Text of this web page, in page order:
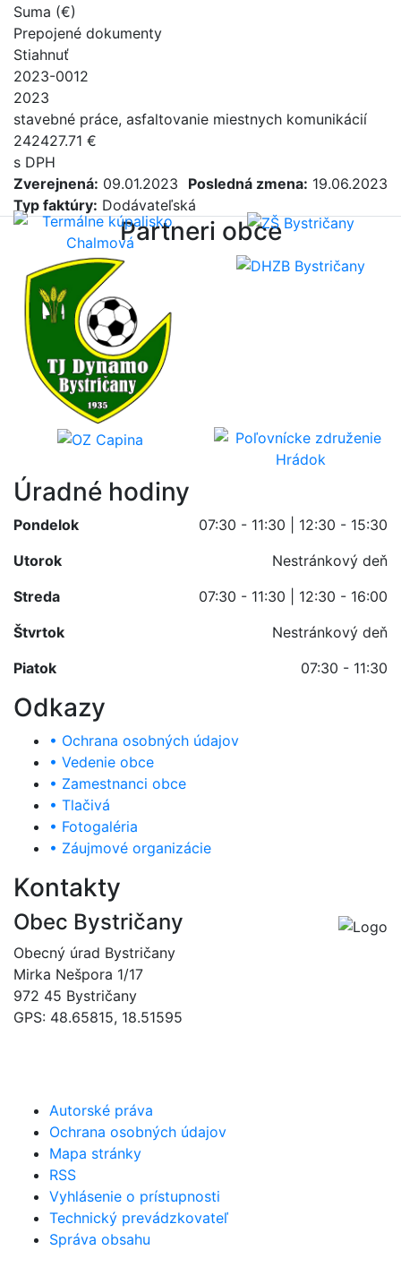
Suma (€)
Prepojené dokumenty
Stiahnuť
2023-0012
2023
stavebné práce, asfaltovanie miestnych komunikácií
242427.71 €
s DPH
Zverejnená: 09.01.2023 Posledná zmena: 19.06.2023
Typ faktúry: Dodávateľská
Partneri obce
Úradné hodiny
Pondelok
07:30 - 11:30 | 12:30 - 15:30
Utorok
Nestránkový deň
Streda
07:30 - 11:30 | 12:30 - 16:00
Štvrtok
Nestránkový deň
Piatok
07:30 - 11:30
Odkazy
• Ochrana osobných údajov
• Vedenie obce
• Zamestnanci obce
• Tlačivá
• Fotogaléria
• Záujmové organizácie
Kontakty
Obec Bystričany
Obecný úrad Bystričany
Mirka Nešpora 1/17
972 45 Bystričany
GPS: 48.65815, 18.51595
Autorské práva
Ochrana osobných údajov
Mapa stránky
RSS
Vyhlásenie o prístupnosti
Technický prevádzkovateľ
Správa obsahu